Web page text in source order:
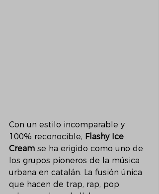
Con un estilo incomparable y
100% reconocible, Flashy Ice
Cream se ha erigido como uno de
los grupos pioneros de la música
urbana en catalán. La fusión única
que hacen de trap, rap, pop